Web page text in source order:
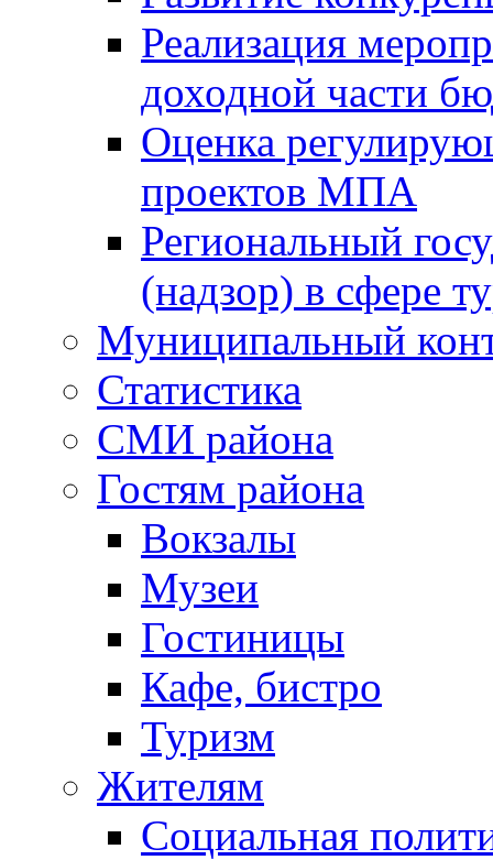
Реализация
доходной части
Оценка
проектов МПА
Региональный
(надзор) в сфере
Муниципальный
Статистика
СМИ района
Гостям района
Вокзалы
Музеи
Гостиницы
Кафе, бистро
Туризм
Жителям
Социальная